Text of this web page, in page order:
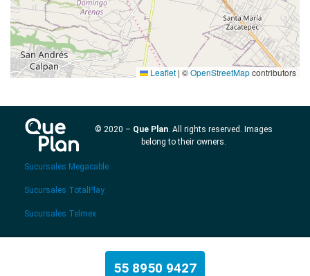
Leaflet | ©OpenStreetMapcontributors
55 8950 9427
© 2020 – Que Plan. All rights reserved. Images
belong to their owners.
Sucursales Megacable
Sucursales TotalPlay
Sucursales Telmex